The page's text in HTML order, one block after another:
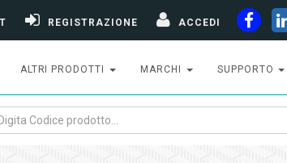
REGISTRAZIONE ACCEDI
ALTRI PRODOTTI MARCHI SUPPORTO